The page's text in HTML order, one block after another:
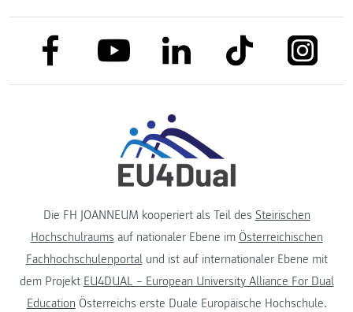
link to facebooklink to youtubelink to linkedinlink to tiktok
Die FH JOANNEUM kooperiert als Teil des Steirischen
Hochschulraums auf nationaler Ebene im Österreichischen
Fachhochschulenportalund ist auf internationaler Ebene mit
dem Projekt EU4DUAL – European University Alliance For Dual
Education Österreichs erste Duale Europäische Hochschule.